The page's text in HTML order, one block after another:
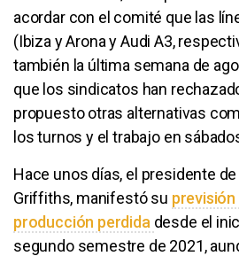
acordar con el comité que las
(Ibiza y Arona y Audi A3,
también la última semana de
que los sindicatos han
propuesto otras alternativas
los turnos y el trabajo en
Hace unos días, el presidente de
Griffiths, manifestó su
producción perdida desde el
segundo semestre de 2021,